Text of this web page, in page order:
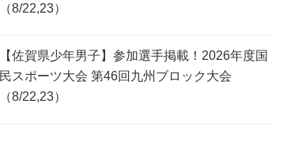
（8/22,23）
【佐賀県少年男子】参加選手掲載！2026年度国
民スポーツ大会 第46回九州ブロック大会
（8/22,23）